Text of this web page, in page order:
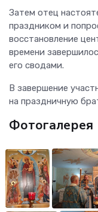
Затем отец
праздником и
восстановление
времени
его сводами.
В завершение
на праздничную
Фотогалерея